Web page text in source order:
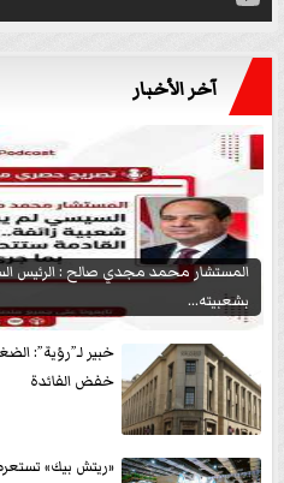
آخر الأخبار
المستشار محمد مجدي صالح : الرئيس
بشعبيته...
خبير لـ”رؤية”:
خفض الفائدة
«ريتش بيك»